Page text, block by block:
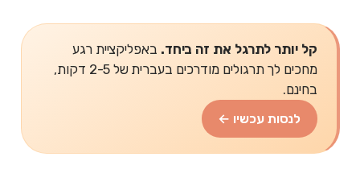
קל יותר לתרגל את זה ביחד. באפליקציית רגע
מחכים לך תרגולים מודרכים בעברית של 2-5 דקות,
בחינם.
לנסות עכשיו ←